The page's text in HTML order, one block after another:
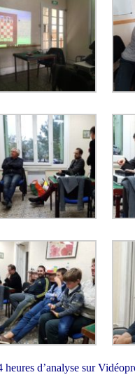
heures d’analyse sur